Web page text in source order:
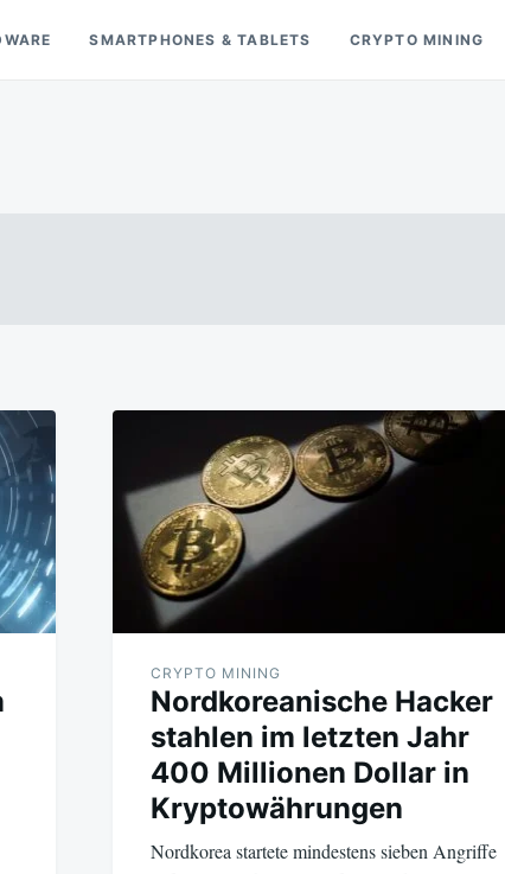
SMARTPHONES & TABLETS CRYPTO MINING
CRYPTO MINING
Nordkoreanische Hacker
stahlen im letzten Jahr
400 Millionen Dollar in
Kryptowährungen
Nordkorea startete mindestens sieben Angriffe